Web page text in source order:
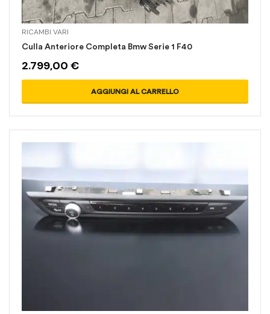
RICAMBI VARI
Culla Anteriore Completa Bmw Serie 1 F40
2.799,00 €
AGGIUNGI AL CARRELLO